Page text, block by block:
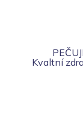
Kvaltní